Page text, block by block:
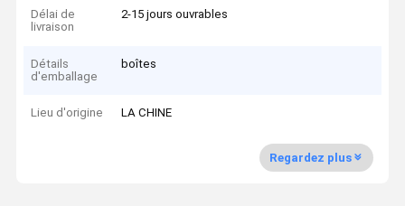
Délai de
livraison
2-15 jours ouvrables
Détails
d'emballage
boîtes
Lieu d'origine LA CHINE
Regardez plus